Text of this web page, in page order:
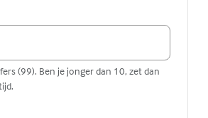
(99). Ben je jonger dan 10, zet dan